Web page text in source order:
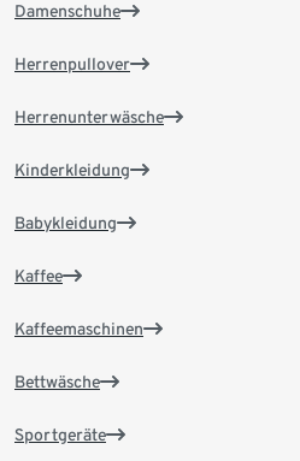
Damenschuhe
Herrenpullover
Herrenunterwäsche
Kinderkleidung
Babykleidung
Kaffee
Kaffeemaschinen
Bettwäsche
Sportgeräte